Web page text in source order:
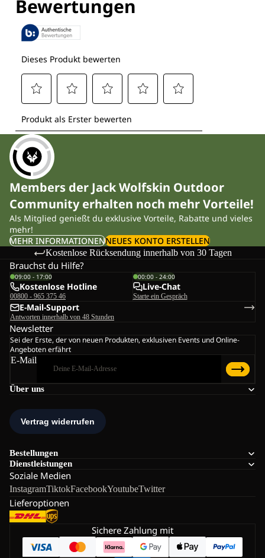
Members der Jack Wolfskin Outdoor
Community erhalten noch mehr Vorteile!
Als Mitglied genießt du exklusive Vorteile, Rabatte und vieles
mehr!
MEHR INFORMATIONENNEUES KONTO ERSTELLEN
Kostenlose Rücksendung innerhalb von 30 Tagen
Über uns
Bestellungen
Dienstleistungen
Soziale Medien
InstagramTiktokFacebookYoutubeTwitter
Lieferoptionen
Brauchst du Hilfe?
09:00 - 17:00
Kostenlose Hotline
00800 - 965 375 46
00:00 - 24:00
Live-Chat
Starte ein Gespräch
E-Mail-Support
Antworten innerhalb von 48 Stunden
Newsletter
Sei der Erste, der von neuen Produkten, exklusiven Events und Online-
Angeboten erfährt
E-Mail
Sichere Zahlung mit